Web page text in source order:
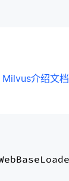
Milvus介绍文档